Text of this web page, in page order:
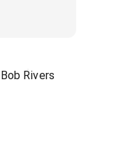
Bob Rivers